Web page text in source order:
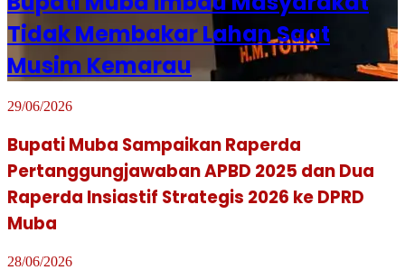
Tidak Membakar Lahan Saat
Musim Kemarau
29/06/2026
Bupati Muba Sampaikan Raperda
Pertanggungjawaban APBD 2025 dan Dua
Raperda Insiastif Strategis 2026 ke DPRD
Muba
28/06/2026